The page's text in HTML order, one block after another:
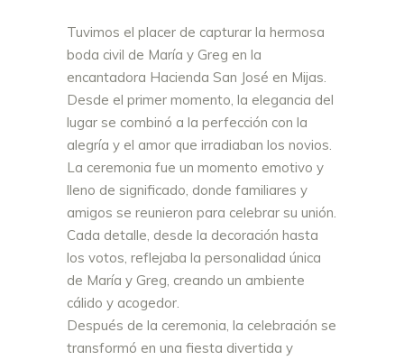
Tuvimos el placer de capturar la hermosa
boda civil de María y Greg en la
encantadora Hacienda San José en Mijas.
Desde el primer momento, la elegancia del
lugar se combinó a la perfección con la
alegría y el amor que irradiaban los novios.
La ceremonia fue un momento emotivo y
lleno de significado, donde familiares y
amigos se reunieron para celebrar su unión.
Cada detalle, desde la decoración hasta
los votos, reflejaba la personalidad única
de María y Greg, creando un ambiente
cálido y acogedor.
Después de la ceremonia, la celebración se
transformó en una fiesta divertida y